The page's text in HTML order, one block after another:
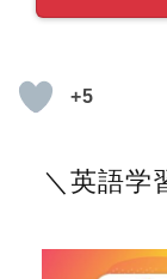
+5
＼英語学